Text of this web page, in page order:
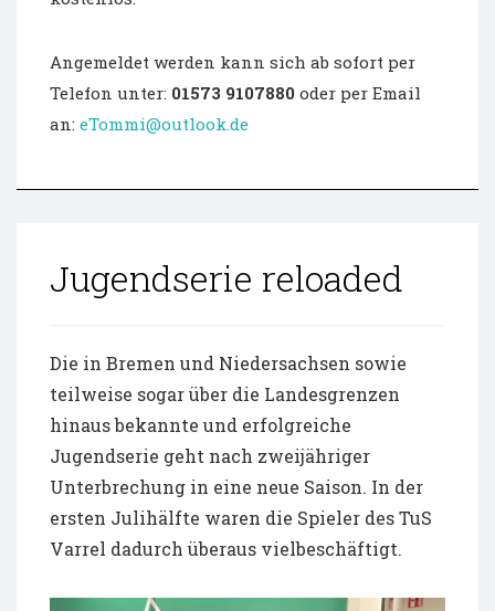
Angemeldet werden kann sich ab sofort per
Telefon unter: 01573 9107880 oder per Email
an: eTommi@outlook.de
Jugendserie reloaded
Die in Bremen und Niedersachsen sowie
teilweise sogar über die Landesgrenzen
hinaus bekannte und erfolgreiche
Jugendserie geht nach zweijähriger
Unterbrechung in eine neue Saison. In der
ersten Julihälfte waren die Spieler des TuS
Varrel dadurch überaus vielbeschäftigt.